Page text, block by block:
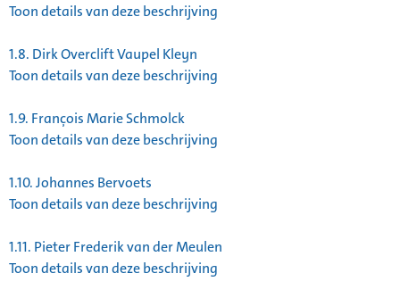
Toon details van deze beschrijving
1.8. Dirk Overclift Vaupel Kleyn
Toon details van deze beschrijving
1.9. François Marie Schmolck
Toon details van deze beschrijving
1.10.Johannes Bervoets
Toon details van deze beschrijving
1.11. Pieter Frederik van der Meulen
Toon details van deze beschrijving